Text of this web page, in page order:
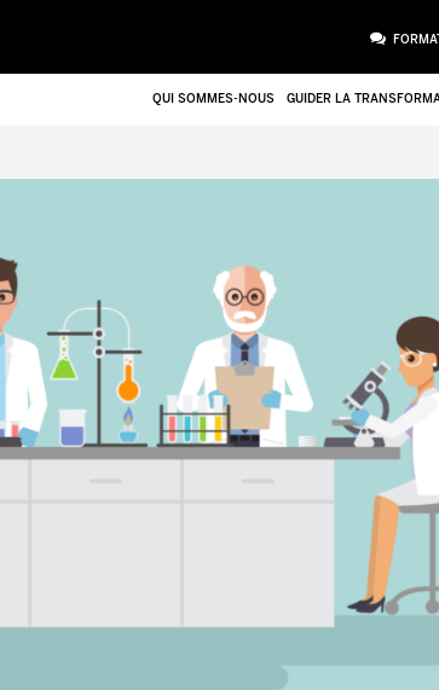
QUI SOMMES-NOUS GUIDER LA
PIÈCE JOINTE
J'AUTORISE